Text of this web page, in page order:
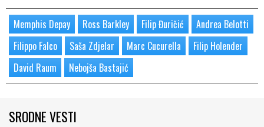
Memphis Depay Ross Barkley Filip Đuričić
Andrea Belotti
Filippo Falco
Saša Zdjelar Marc Cucurella
Filip Holender
David Raum
Nebojša Bastajić
SRODNE VESTI